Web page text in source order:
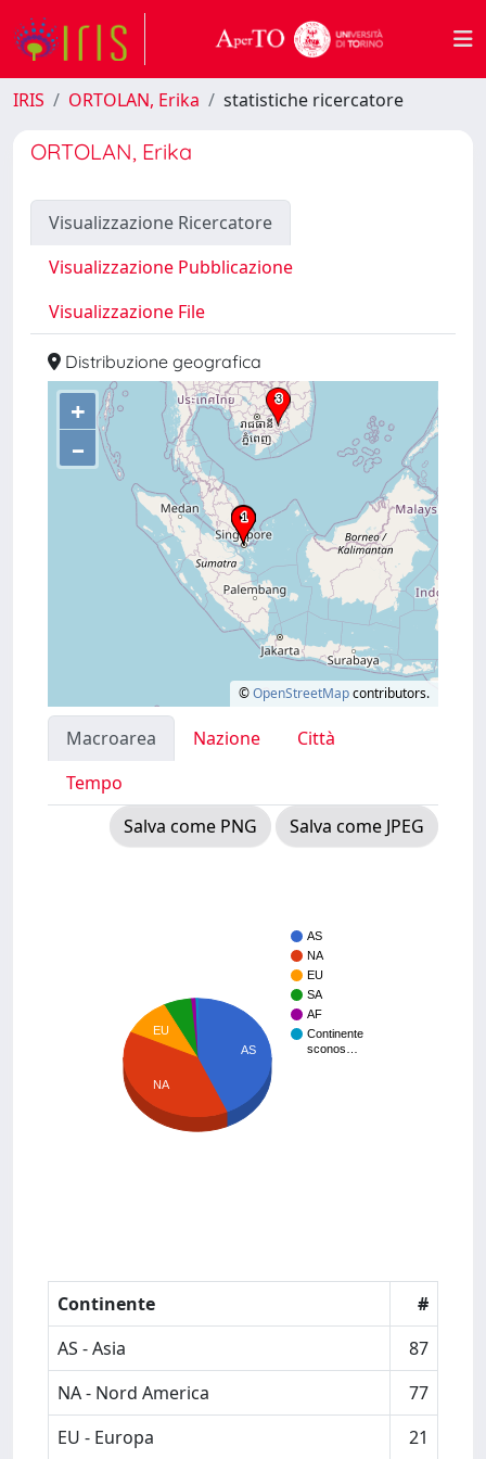
IRIS ORTOLAN, Erika statistiche ricercatore
ORTOLAN, Erika
Visualizzazione Ricercatore
Visualizzazione Pubblicazione
Visualizzazione File
Distribuzione geografica
+
–
©OpenStreetMapcontributors.
Macroarea Nazione
Città
Tempo
Salva come PNG
Salva come JPEG
AS
NA
EU
SA
AF
Continente
sconos…
AS
EU
NA
Continente
#
AS - Asia
87
NA - Nord America
77
EU - Europa
21